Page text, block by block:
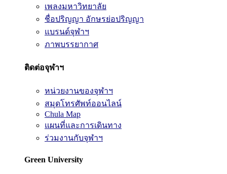
เพลงมหาวิทยาลัย
ชื่อปริญญา อักษรย่อปริญญา
แบรนด์จุฬาฯ
ภาพบรรยากาศ
ติดต่อจุฬาฯ
หน่วยงานของจุฬาฯ
สมุดโทรศัพท์ออนไลน์
Chula Map
แผนที่และการเดินทาง
ร่วมงานกับจุฬาฯ
Green University